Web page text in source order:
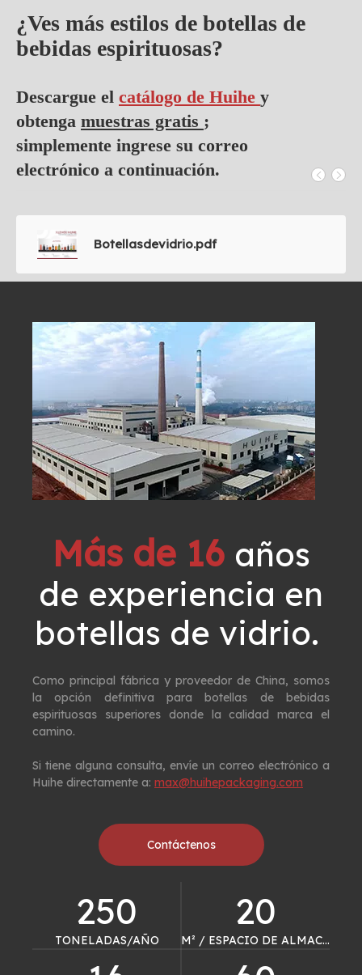
¿Ves más estilos de botellas de
bebidas espirituosas?
Descargue el catálogo de Huihe y
obtenga muestras gratis ;
simplemente ingrese su correo
electrónico a continuación.
Botellasdevidrio.pdf
Más de 16 años
de experiencia en
botellas de vidrio. ​​​​​​​
Como principal fábrica y proveedor de China, somos
la opción definitiva para botellas de bebidas
espirituosas superiores donde la calidad marca el
camino.
Si tiene alguna consulta, envíe un correo electrónico a
Huihe directamente a: max@huihepackaging.com
Contáctenos
250
TONELADAS/AÑO
20
M² / ESPACIO DE ALMACÉN